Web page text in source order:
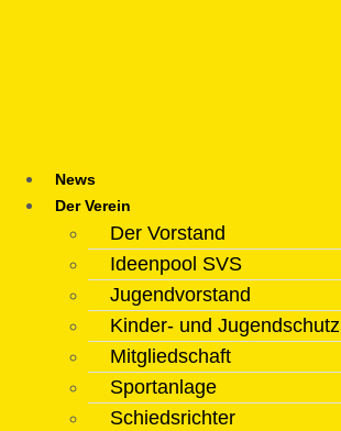
News
Der Verein
Der Vorstand
Ideenpool SVS
Jugendvorstand
Kinder- und Jugendschutz
Mitgliedschaft
Sportanlage
Schiedsrichter